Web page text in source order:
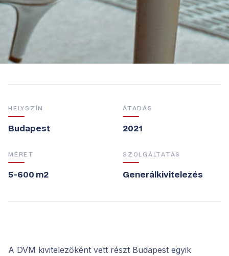
HELYSZÍN
Budapest
ÁTADÁS
2021
MÉRET
5-600 m2
SZOLGÁLTATÁS
Generálkivitelezés
A DVM kivitelezőként vett részt Budapest egyik